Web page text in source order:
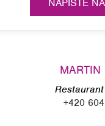
MARTIN
+420